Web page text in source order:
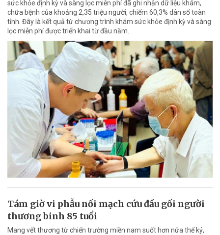
sức khỏe định kỳ và sàng lọc miễn phí đã ghi nhận dữ liệu khám,
chữa bệnh của khoảng 2,35 triệu người, chiếm 60,3% dân số toàn
tỉnh. Đây là kết quả từ chương trình khám sức khỏe định kỳ và sàng
lọc miễn phí được triển khai từ đầu năm.
Tám giờ vi phẫu nối mạch cứu đầu gối người
thương binh 85 tuổi
Mang vết thương từ chiến trường miền nam suốt hơn nửa thế kỷ,